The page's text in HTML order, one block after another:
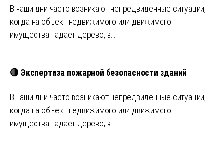
В наши дни часто возникают непредвиденные ситуации,
когда на объект недвижимого или движимого
имущества падает дерево, в…
🔴 Экспертиза пожарной безопасности зданий
В наши дни часто возникают непредвиденные ситуации,
когда на объект недвижимого или движимого
имущества падает дерево, в…